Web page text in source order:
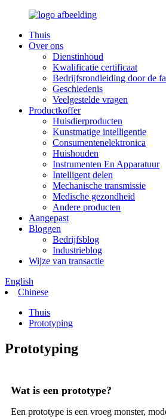
Thuis
Over ons
Dienstinhoud
Kwalificatie certificaat
Bedrijfsrondleiding door de
Geschiedenis
Veelgestelde vragen
Productkoffer
Huisdierproducten
Kunstmatige intelligentie
Consumentenelektronica
Huishouden
Instrumenten En Apparatuur
Intelligent delen
Mechanische transmissie
Medische gezondheid
Andere producten
Aangepast
Bloggen
Bedrijfsblog
Industrieblog
Wijze van transactie
English
Chinese
Thuis
Prototyping
Prototyping
Wat is een prototype?
Een prototype is een vroeg monster,